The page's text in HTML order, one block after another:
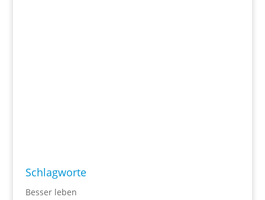
Schlagworte
Besser leben